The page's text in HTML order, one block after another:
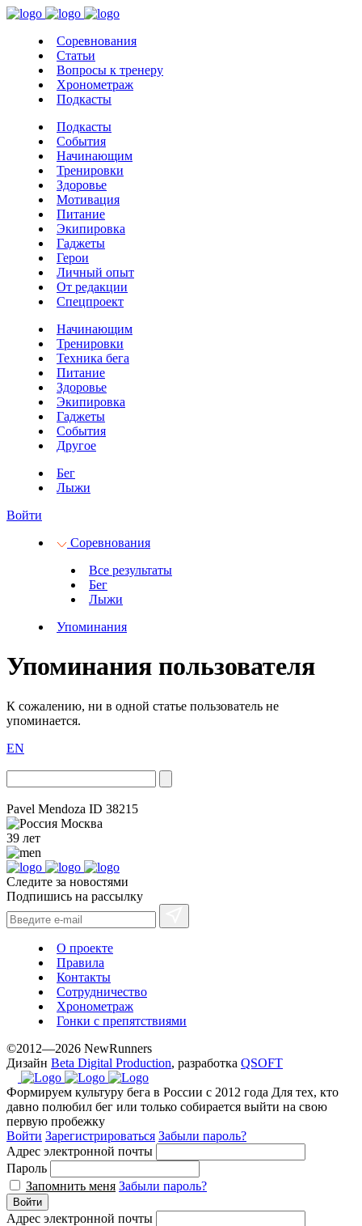
Соревнования
Статьи
Вопросы к тренеру
Хронометраж
Подкасты
Подкасты
События
Начинающим
Тренировки
Здоровье
Мотивация
Питание
Экипировка
Гаджеты
Герои
Личный опыт
От редакции
Спецпроект
Начинающим
Тренировки
Техника бега
Питание
Здоровье
Экипировка
Гаджеты
События
Другое
Бег
Лыжи
Войти
Соревнования
Все результаты
Бег
Лыжи
Упоминания
Упоминания пользователя
К сожалению, ни в одной статье пользователь не
упоминается.
EN
Pavel Mendoza ID 38215
Москва
39 лет
Следите за новостями
Подпишись на рассылку
О проекте
Правила
Контакты
Сотрудничество
Хронометраж
Гонки с препятствиями
©2012—2026 NewRunners
Дизайн Beta Digital Production, разработка QSOFT
Формируем культуру бега в России с 2012 года Для тех, кто
давно полюбил бег или только собирается выйти на свою
первую пробежку
Войти Зарегистрироваться Забыли пароль?
Адрес электронной почты
Пароль
Запомнить меня Забыли пароль?
Войти
Адрес электронной почты